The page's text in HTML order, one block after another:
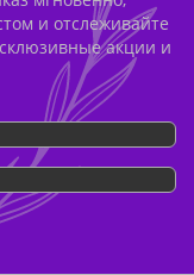
и отслеживайте
акции и